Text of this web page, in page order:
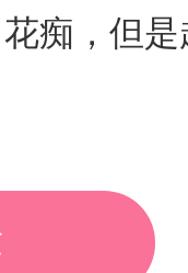
痴，但是